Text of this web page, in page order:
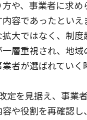
や、事業者に求め
容であったといえ
大ではなく、制度
層重視され、地域
者が選ばれていく
定を見据え、事業
や役割を再確認し